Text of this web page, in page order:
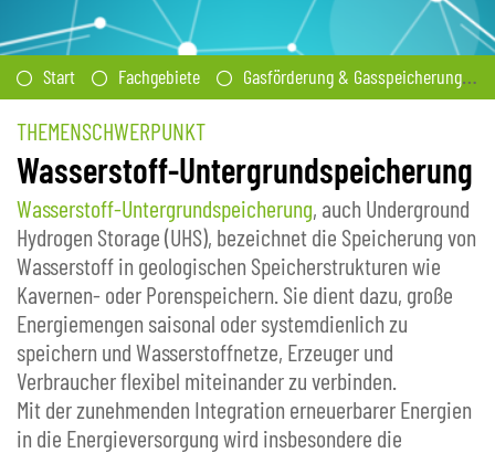
Start Fachgebiete Gasförderung & Gasspeicherung
THEMENSCHWERPUNKT
Wasserstoff-Untergrundspeicherung
Wasserstoff-Untergrundspeicherung, auch Underground
Hydrogen Storage (UHS), bezeichnet die Speicherung von
Wasserstoff in geologischen Speicherstrukturen wie
Kavernen- oder Porenspeichern. Sie dient dazu, große
Energiemengen saisonal oder systemdienlich zu
speichern und Wasserstoffnetze, Erzeuger und
Verbraucher flexibel miteinander zu verbinden.
Mit der zunehmenden Integration erneuerbarer Energien
in die Energieversorgung wird insbesondere die